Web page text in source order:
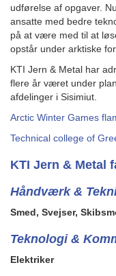
udførelse af opgaver.
ansatte med bedre
på at være med til at
opstår under arktiske
KTI Jern & Metal har
flere år været under
afdelinger i Sisimiut.
Arctic Winter Games
Technical college of
KTI Jern & Metal
Håndværk &
Smed, Svejser,
Teknologi &
Elektriker